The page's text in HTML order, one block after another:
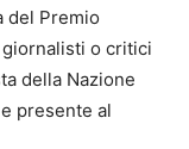
del Premio
o critici
della Nazione
presente al